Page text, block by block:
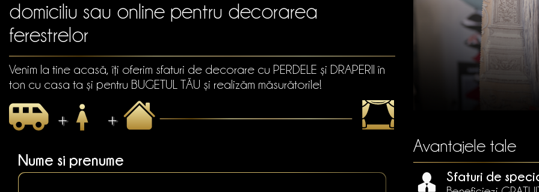
domiciliu sau online pentru decorarea
ferestrelor
Venim la tine acasă, îți oferim sfaturi de decorare cu PERDELE și DRAPERII în
ton cu casa ta și pentru BUGETUL TĂU și realizăm măsurătorile!
Nume si prenume
Avantajele tale
Sfaturi de